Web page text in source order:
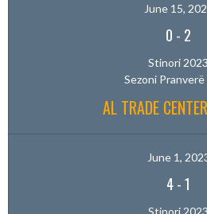
June 15,
0 - 2
Stinori 2023
Sezoni
AL TRADE
June 1,
4-1
Stinori 2023